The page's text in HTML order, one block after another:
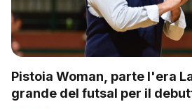
Pistoia Woman, parte l'era
grande del futsal per il